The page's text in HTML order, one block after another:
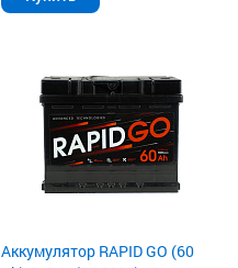
Аккумулятор RAPID GO (60